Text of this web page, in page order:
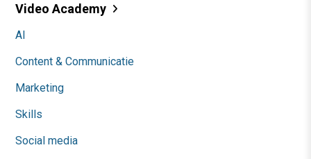
Video Academy
AI
Content & Communicatie
Marketing
Skills
Social media